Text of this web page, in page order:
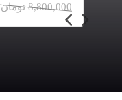
8,800,000 تومان